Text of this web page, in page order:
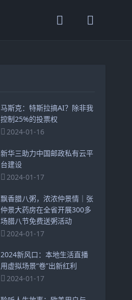
马斯克：特斯拉搞AI？除非我
控制25%的投票权
2024-01-16
新华三助力中国邮政私有云平
台建设
2024-01-17
飘香腊八粥，浓浓仲景情｜张
仲景大药房在全省开展300多
场腊八节免费送粥活动
2024-01-17
2024新风口：本地生活直播
用虚拟场景“卷”出新红利
2024-01-17